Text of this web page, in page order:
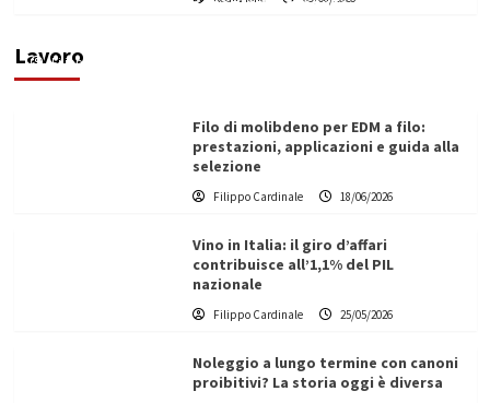
LavoroFilippo Cardinale
Filo di molibdeno per EDM a filo:
prestazioni, applicazioni e guida alla
selezione
Filippo Cardinale 18/06/2026
Vino in Italia: il giro d’affari
contribuisce all’1,1% del PIL
nazionale
Filippo Cardinale 25/05/2026
Noleggio a lungo termine con canoni
proibitivi? La storia oggi è diversa